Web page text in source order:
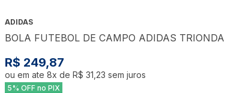
ADIDAS
BOLA FUTEBOL DE CAMPO ADIDAS
R$ 249,87
ou em ate 8x de R$ 31,23 sem juros
5% OFF no PIX